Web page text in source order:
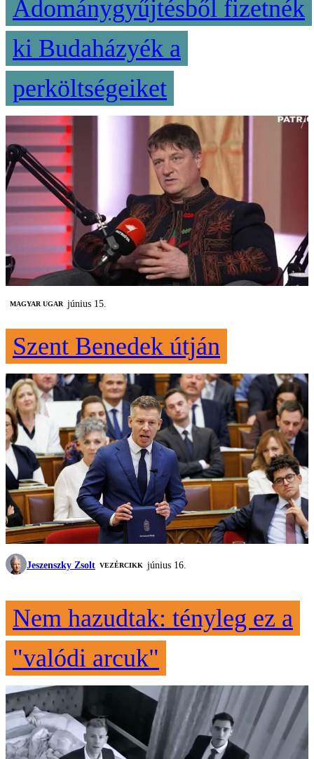
Adománygyűjtésből fizetnék
ki Budaházyék a
perköltségeiket
MAGYAR UGAR június 15.
Szent Benedek útján
Jeszenszky Zsolt VEZÉRCIKK június 16.
Nem hazudtak: tényleg ez a
"valódi arcuk"